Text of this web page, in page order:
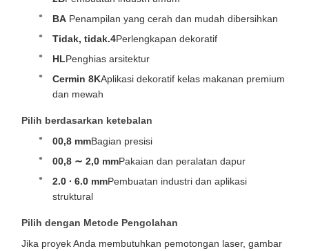
BA ️ Penampilan yang cerah dan mudah dibersihkan
Tidak, tidak.4Perlengkapan dekoratif
HLPenghias arsitektur
Cermin 8KAplikasi dekoratif kelas makanan premium
dan mewah
Pilih berdasarkan ketebalan
00,8 mmBagian presisi
00,8 ∼ 2,0 mmPakaian dan peralatan dapur
2.0 ∙ 6.0 mmPembuatan industri dan aplikasi
struktural
Pilih dengan Metode Pengolahan
Jika proyek Anda membutuhkan pemotongan laser, gambar